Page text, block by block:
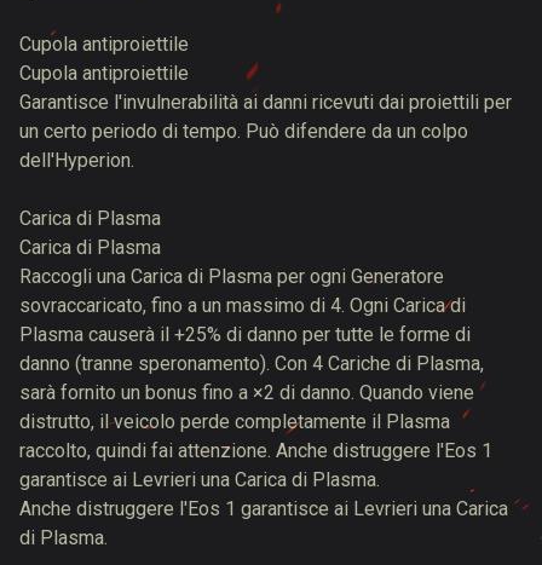
Cupola antiproiettile
Cupola antiproiettile
Garantisce l'invulnerabilità ai danni ricevuti dai proiettili per
un certo periodo di tempo. Può difendere da un colpo
dell'Hyperion.
Carica di Plasma
Carica di Plasma
Raccogli una Carica di Plasma per ogni Generatore
sovraccaricato, fino a un massimo di 4. Ogni Carica di
Plasma causerà il +25% di danno per tutte le forme di
danno (tranne speronamento). Con 4 Cariche di Plasma,
sarà fornito un bonus fino a ×2 di danno. Quando viene
distrutto, il veicolo perde completamente il Plasma
raccolto, quindi fai attenzione. Anche distruggere l'Eos 1
garantisce ai Levrieri una Carica di Plasma.
Anche distruggere l'Eos 1 garantisce ai Levrieri una Carica
di Plasma.